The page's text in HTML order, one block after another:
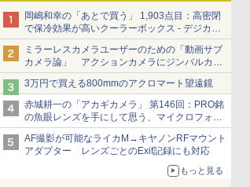
岡嶋和幸の「あとで買う」 1,903点目：高密閉
で保冷効果が高いクーラーボックス - デジカメ
Watch
ミラーレスカメラユーザーのための「動画サブ
カメラ論」 アクションカメラにジンバルカメ
ラ……その実質的な違いは？
3万円で買える800mmのアクロマート望遠鏡
赤城耕一の「アカギカメラ」 第146回：PRO銘
の魚眼レンズを手にして思う、マイクロフォー
サーズへの期待と可能性
AF撮影が可能なライカM→キヤノンRFマウント
アダプター レンズごとのExif記録にも対応
もっと見る